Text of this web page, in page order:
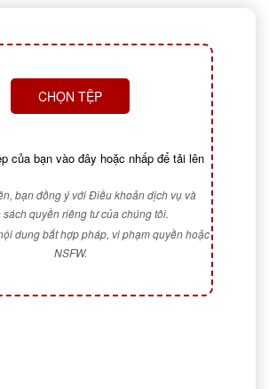
CHỌN TỆP
của bạn vào đây hoặc nhấp để tải lên
bạn đồng ý với Điều khoản dịch vụ và
quyền riêng tư của chúng tôi.
dung bất hợp pháp, vi phạm quyền hoặc
NSFW.